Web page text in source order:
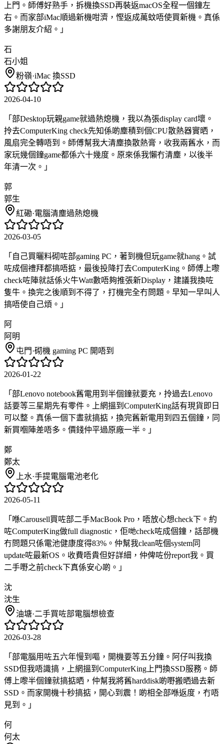
上門。師傅好熟手，拆機換SSD再裝返macOS全程一個鐘左
右。而家部iMac順過新機咁濟，慳返成萬蚊唔使買新機。真係
多謝朋友介紹。 」
石
石小姐
粉嶺·iMac 換SSD
2026-04-10
「 部Desktop玩親game就過熱熄機，我以為張display card壞。
拎去ComputerKing check先知係啲塵積到個CPU散熱器實晒，
風扇完全轉唔到。師傅幫我大清塵換散熱膏，收我兩舊水，而
家玩幾個鐘game都係六十幾度。原來係我懶冇清塵，以後半
年清一次。 」
郭
郭生
紅磡·電腦清塵過熱熄機
2026-03-05
「 自己買曬料砌咗部gaming PC，著到機但玩game就hang。試
咗成個禮拜都搞唔掂，最後投降打去ComputerKing。師傅上嚟
check咗陣就話係火牛Watt數唔夠推張新Display，建議我換咗
隻牛。換完之後順到不得了，打機完全冇問題。早知一早叫人
搞唔使自己煩。 」
阿
阿明
屯門·砌機 gaming PC 開唔到
2026-01-22
「 部Lenovo notebook舊電用到半個鐘就要充，拎過去Lenovo
話要等三星期先有零件。上網搵到ComputerKing話有現貨即日
可以整。真係一個下晝就搞掂，換完舊新電用到四五個鐘，同
新買嗰陣差唔多。價錢仲平過原廠一半。 」
鄭
鄭太
上水·手提電腦電池老化
2026-05-11
「 喺Carousell買咗部二手MacBook Pro，唔放心想check下。約
咗ComputerKing做full diagnostic，佢哋check咗成個鐘，話部機
冇問題只係電池健康度得83%。仲幫我clean咗個system同
update咗最新OS。收費唔貴但好詳細，仲俾咗份report我。買
二手嘢之前check下真係安心啲。 」
沈
沈生
油塘·二手買咗部電腦想檢查
2026-03-28
「 部電腦用咗五六年慢到嘔，開機要等五分鐘。阿仔叫我換
SSD但我唔識搞，上網搵到ComputerKing上門換SSD服務。師
傅上嚟半個鐘就搞掂晒，仲幫我將舊harddisk啲嘢搬晒過去新
SSD。而家開機十秒搞掂，開心到震！啲相全部喺返度，冇唔
見到。 」
何
何太